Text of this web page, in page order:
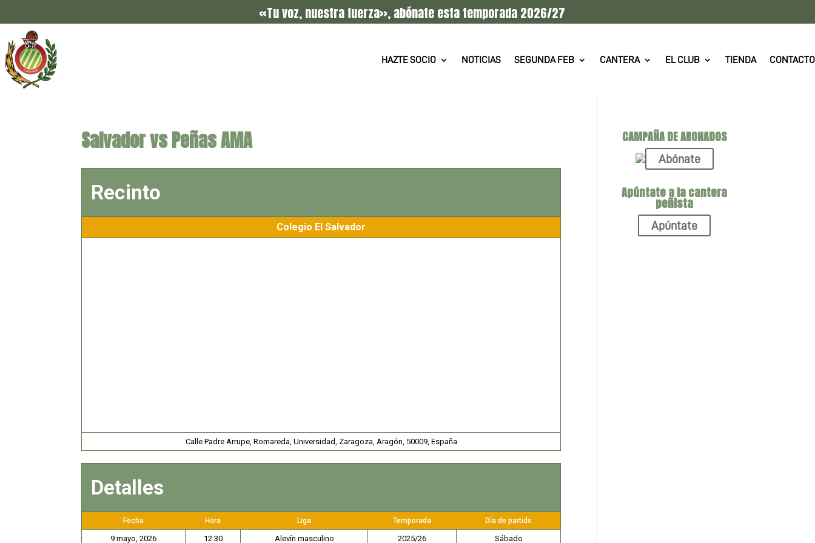
«Tu voz, nuestra fuerza», abónate esta temporada 2026/27
HAZTE SOCIO NOTICIAS SEGUNDA FEB CANTERA EL CLUB TIENDA CONTACTO
Salvador vs Peñas AMA
Recinto
Colegio El Salvador
Calle Padre Arrupe, Romareda, Universidad, Zaragoza, Aragón, 50009, España
Detalles
Fecha Hora Liga Temporada Día de partido
9 mayo, 2026 12:30 Alevín masculino 2025/26 Sábado
CAMPAÑA DE ABONADOS
Abónate
Apúntate a la cantera
peñista
Apúntate